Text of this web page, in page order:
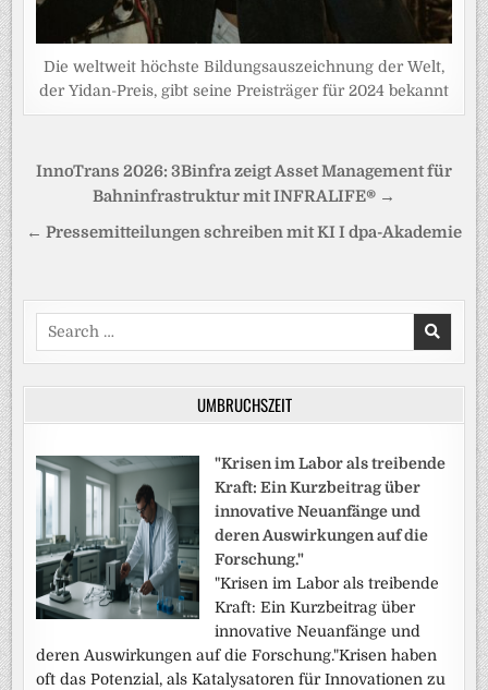
Die weltweit höchste Bildungsauszeichnung der Welt,
der Yidan-Preis, gibt seine Preisträger für 2024 bekannt
Beitragsnavigation
InnoTrans 2026: 3Binfra zeigt Asset Management für
Bahninfrastruktur mit INFRALIFE® →
← Pressemitteilungen schreiben mit KI I dpa-Akademie
Search
for:
UMBRUCHSZEIT
"Krisen im Labor als treibende
Kraft: Ein Kurzbeitrag über
innovative Neuanfänge und
deren Auswirkungen auf die
Forschung."
"Krisen im Labor als treibende
Kraft: Ein Kurzbeitrag über
innovative Neuanfänge und
deren Auswirkungen auf die Forschung."Krisen haben
oft das Potenzial, als Katalysatoren für Innovationen zu